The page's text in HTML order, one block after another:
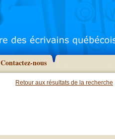
Contactez-nous
Retour aux résultats de la recherche